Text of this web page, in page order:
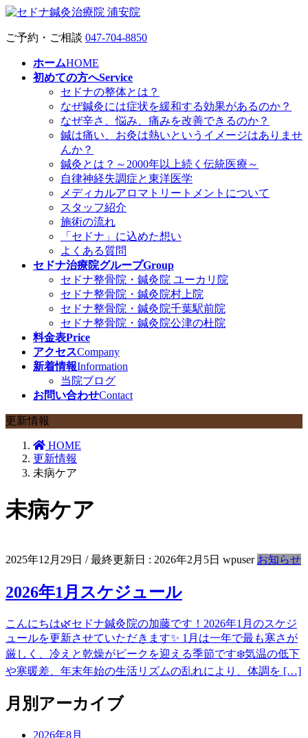
ご予約・ご相談 047-704-8850
ホームHOME
初めての方へService
セドナの整体とは？
なぜ鍼灸には症状を緩和する効果があるのか？
なぜ辛さ、悩み、痛みを改善できるのか？
鍼は痛い、お灸は熱いというイメージはありませ
んか？
鍼灸とは？～2000年以上続く伝統医療～
自律神経失調症と東洋医学
メディカルアロマトリートメントについて
スタッフ紹介
施術の流れ
「セドナ」に込めた想い
よくある質問
セドナ治療院グループGroup
セドナ整骨院・鍼灸院 ユーカリ院
セドナ整骨院・鍼灸院村上院
セドナ整骨院・鍼灸院千葉駅前院
セドナ整骨院・鍼灸院公津の杜院
料金表Price
アクセスCompany
新着情報Information
当院ブログ
お問い合わせContact
更新情報
HOME
更新情報
未病ケア
未病ケア
2025年12月29日 / 最終更新日 : 2026年2月5日 wpuser お知らせ
2026年1月スケジュール
こんにちは🌿セドナ鍼灸院の加藤です！2026年1月のスケジ
ュールを更新させていただきます✨ 1月は一年で最も寒さが
厳しく、冷えと乾燥がピークを迎える季節です❄️気温の低下
や寒暖差、年末年始の生活リズムの乱れにより、体調を […]
月別アーカイブ
2026年8月